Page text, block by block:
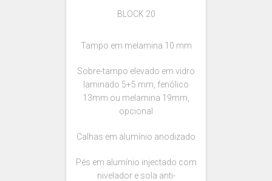
BLOCK 20
Tampo em melamina 10 mm
Sobre-tampo elevado em vidro
laminado 5+5 mm, fenólico
13mm ou melamina 19mm,
opcional
Calhas em alumínio anodizado
Pés em alumínio injectado com
nivelador e sola anti-